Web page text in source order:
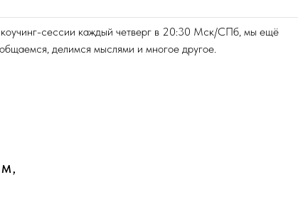
сессии каждый четверг в 20:30 Мск/СПб, мы ещё
делимся мыслями и многое другое.